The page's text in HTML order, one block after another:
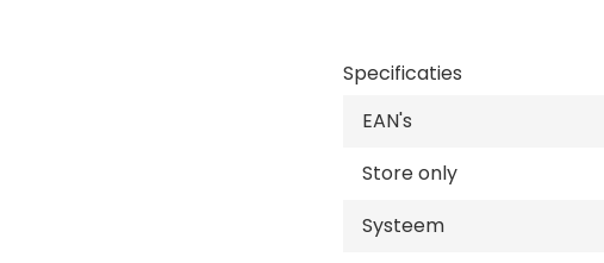
Specificaties
EAN's
Store only
Systeem